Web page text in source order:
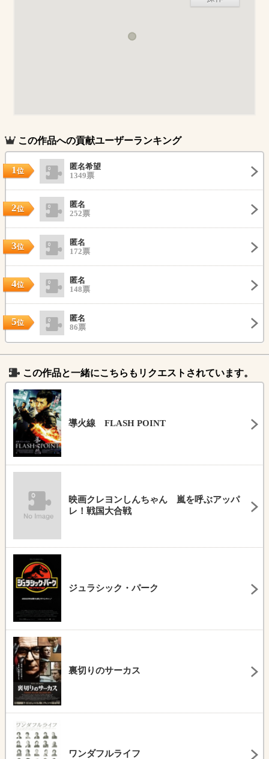
この作品への貢献ユーザーランキング
1位
匿名希望
1349票
2位
匿名
252票
3位
匿名
172票
4位
匿名
148票
5位
匿名
86票
この作品と一緒にこちらもリクエストされています。
導火線 FLASH POINT
映画クレヨンしんちゃん 嵐を呼ぶアッパ
レ！戦国大合戦
ジュラシック・パーク
裏切りのサーカス
ワンダフルライフ